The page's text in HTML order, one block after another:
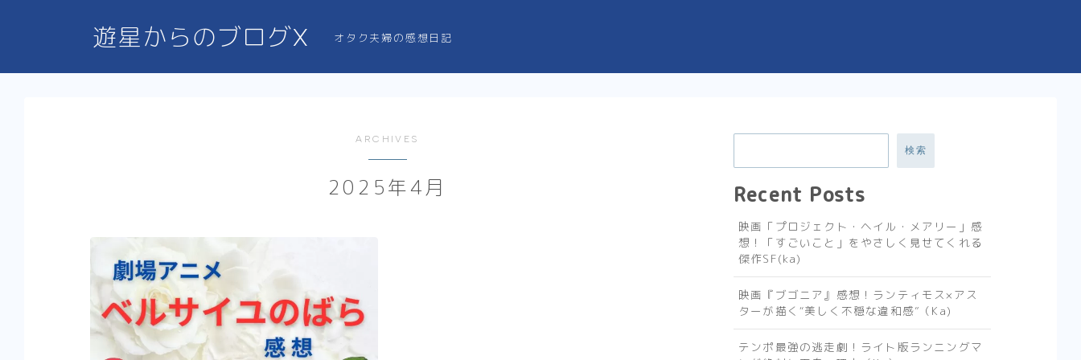
遊星からのブログX オタク夫婦の感想日記
ARCHIVES
2025年4月
検索
Recent Posts
映画「プロジェクト・ヘイル・メアリー」感
想！「すごいこと」をやさしく見せてくれる
傑作SF(ka)
映画『ブゴニア』感想！ランティモス×アス
ターが描く“美しく不穏な違和感”（Ka)
テンポ最強の逃走劇！ライト版ランニングマ